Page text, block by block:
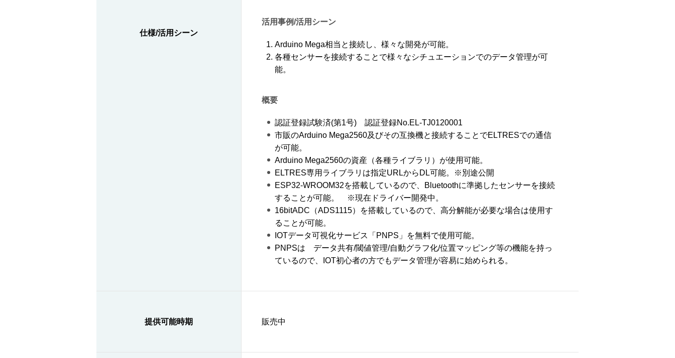
仕様/活⽤シーン
活用事例/活用シーン
Arduino Mega相当と接続し、様々な開発が可能。
各種センサーを接続することで様々なシチュエーションでのデータ管理が可
能。
概要
認証登録試験済(第1号) 認証登録No.EL-TJ0120001
市販のArduino Mega2560及びその互換機と接続することでELTRESでの通信
が可能。
Arduino Mega2560の資産（各種ライブラリ）が使用可能。
ELTRES専用ライブラリは指定URLからDL可能。※別途公開
ESP32-WROOM32を搭載しているので、Bluetoothに準拠したセンサーを接続
することが可能。 ※現在ドライバー開発中。
16bitADC（ADS1115）を搭載しているので、高分解能が必要な場合は使用す
ることが可能。
IOTデータ可視化サービス「PNPS」を無料で使用可能。
PNPSは データ共有/閾値管理/自動グラフ化/位置マッピング等の機能を持っ
ているので、IOT初心者の方でもデータ管理が容易に始められる。
提供可能時期 販売中